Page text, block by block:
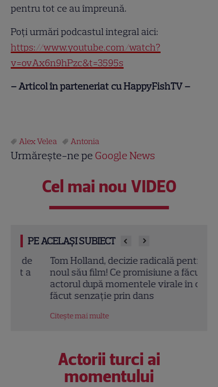
pentru tot ce au împreună.
Poți urmări podcastul integral aici:
https://www.youtube.com/watch?
v=ovAx6n9hPzc&t=3595s
– Articol în parteneriat cu HappyFishTV –
Alex Velea Antonia
Urmărește-ne pe Google News
Cel mai nou VIDEO
PE ACELAȘI SUBIECT
Tom Holland, decizie radicală pentru
noul său film! Ce promisiune a făcut
actorul după momentele virale în care a
făcut senzație prin dans
Citește mai multe
Actorii turci ai
momentului